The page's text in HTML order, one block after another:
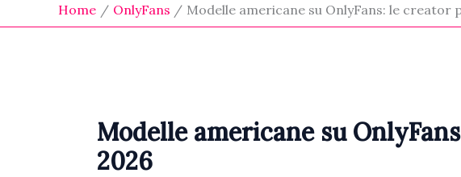
Home OnlyFans Modelle americane su OnlyFans: le creator
Modelle americane su
2026